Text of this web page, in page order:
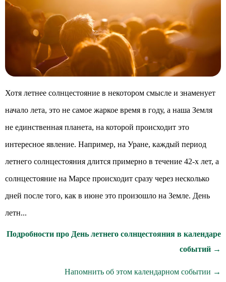
Хотя летнее солнцестояние в некотором смысле и знаменует
начало лета, это не самое жаркое время в году, а наша Земля
не единственная планета, на которой происходит это
интересное явление. Например, на Уране, каждый период
летнего солнцестояния длится примерно в течение 42-х лет, а
солнцестояние на Марсе происходит сразу через несколько
дней после того, как в июне это произошло на Земле. День
летн...
Подробности про День летнего солнцестояния в календаре
событий →
Напомнить об этом календарном событии →